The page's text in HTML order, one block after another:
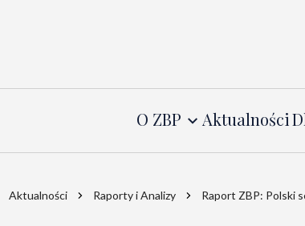
O ZBP Aktualności
Aktualności Raporty i Analizy Raport ZBP: Polski